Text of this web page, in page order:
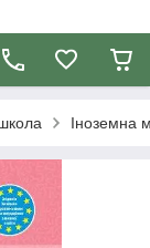
Іноземна